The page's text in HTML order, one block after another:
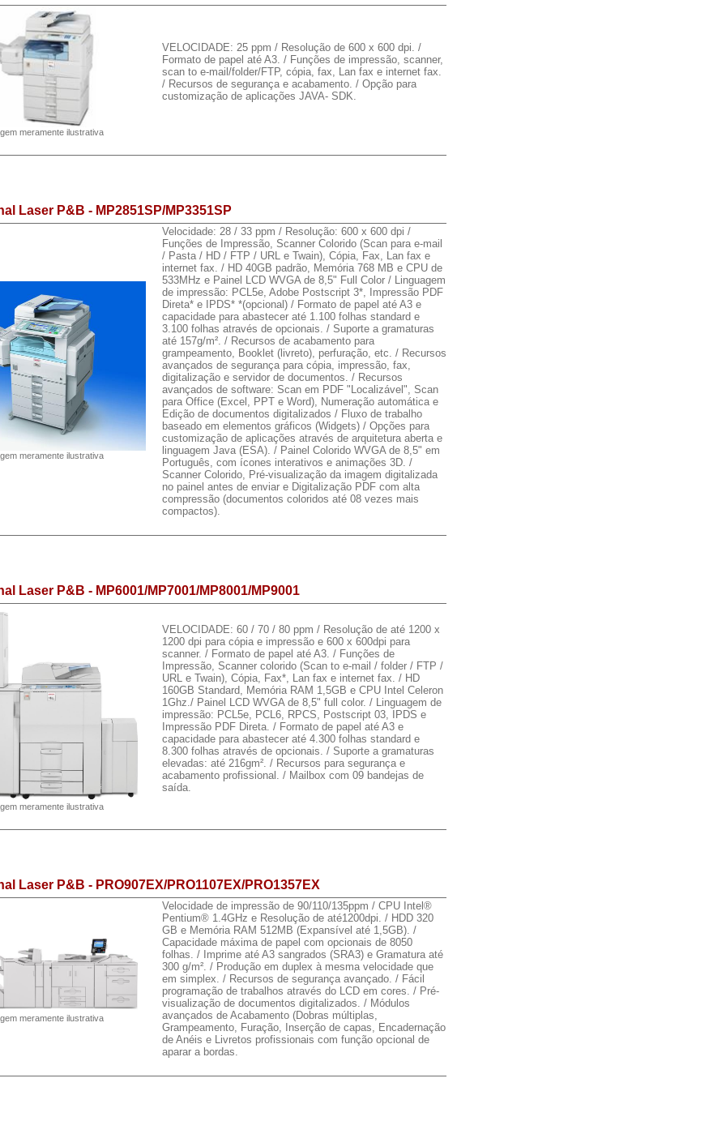
meramente ilustrativa
VELOCIDADE: 25 ppm / Resolução de 600 x 600 dpi. /
Formato de papel até A3. / Funções de impressão, scanner,
scan to e-mail/folder/FTP, cópia, fax, Lan fax e internet fax.
/ Recursos de segurança e acabamento. / Opção para
customização de aplicações JAVA- SDK.
Laser P&B - MP2851SP/MP3351SP
meramente ilustrativa
Velocidade: 28 / 33 ppm / Resolução: 600 x 600 dpi /
Funções de Impressão, Scanner Colorido (Scan para e-mail
/ Pasta / HD / FTP / URL e Twain), Cópia, Fax, Lan fax e
internet fax. / HD 40GB padrão, Memória 768 MB e CPU de
533MHz e Painel LCD WVGA de 8,5" Full Color / Linguagem
de impressão: PCL5e, Adobe Postscript 3*, Impressão PDF
Direta* e IPDS* *(opcional) / Formato de papel até A3 e
capacidade para abastecer até 1.100 folhas standard e
3.100 folhas através de opcionais. / Suporte a gramaturas
até 157g/m². / Recursos de acabamento para
grampeamento, Booklet (livreto), perfuração, etc. / Recursos
avançados de segurança para cópia, impressão, fax,
digitalização e servidor de documentos. / Recursos
avançados de software: Scan em PDF "Localizável", Scan
para Office (Excel, PPT e Word), Numeração automática e
Edição de documentos digitalizados / Fluxo de trabalho
baseado em elementos gráficos (Widgets) / Opções para
customização de aplicações através de arquitetura aberta e
linguagem Java (ESA). / Painel Colorido WVGA de 8,5" em
Português, com ícones interativos e animações 3D. /
Scanner Colorido, Pré-visualização da imagem digitalizada
no painel antes de enviar e Digitalização PDF com alta
compressão (documentos coloridos até 08 vezes mais
compactos).
Laser P&B - MP6001/MP7001/MP8001/MP9001
meramente ilustrativa
VELOCIDADE: 60 / 70 / 80 ppm / Resolução de até 1200 x
1200 dpi para cópia e impressão e 600 x 600dpi para
scanner. / Formato de papel até A3. / Funções de
Impressão, Scanner colorido (Scan to e-mail / folder / FTP /
URL e Twain), Cópia, Fax*, Lan fax e internet fax. / HD
160GB Standard, Memória RAM 1,5GB e CPU Intel Celeron
1Ghz./ Painel LCD WVGA de 8,5" full color. / Linguagem de
impressão: PCL5e, PCL6, RPCS, Postscript 03, IPDS e
Impressão PDF Direta. / Formato de papel até A3 e
capacidade para abastecer até 4.300 folhas standard e
8.300 folhas através de opcionais. / Suporte a gramaturas
elevadas: até 216gm². / Recursos para segurança e
acabamento profissional. / Mailbox com 09 bandejas de
saída.
Laser P&B - PRO907EX/PRO1107EX/PRO1357EX
meramente ilustrativa
Velocidade de impressão de 90/110/135ppm / CPU Intel®
Pentium® 1.4GHz e Resolução de até1200dpi. / HDD 320
GB e Memória RAM 512MB (Expansível até 1,5GB). /
Capacidade máxima de papel com opcionais de 8050
folhas. / Imprime até A3 sangrados (SRA3) e Gramatura até
300 g/m². / Produção em duplex à mesma velocidade que
em simplex. / Recursos de segurança avançado. / Fácil
programação de trabalhos através do LCD em cores. / Pré-
visualização de documentos digitalizados. / Módulos
avançados de Acabamento (Dobras múltiplas,
Grampeamento, Furação, Inserção de capas, Encadernação
de Anéis e Livretos profissionais com função opcional de
aparar a bordas.